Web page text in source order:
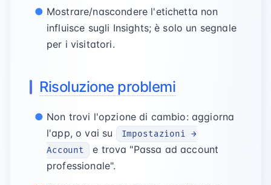
Mostrare/nascondere l'etichetta non
influisce sugli Insights; è solo un segnale
per i visitatori.
Risoluzione problemi
Non trovi l'opzione di cambio: aggiorna
l'app, o vai su
Impostazioni →
Account
e trova "Passa ad account
professionale".